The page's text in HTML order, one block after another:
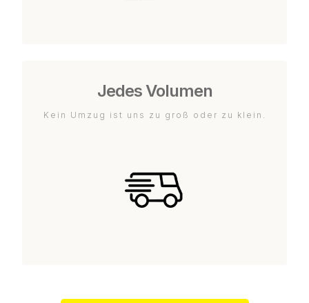
Jedes Volumen
Kein Umzug ist uns zu groß oder zu klein.